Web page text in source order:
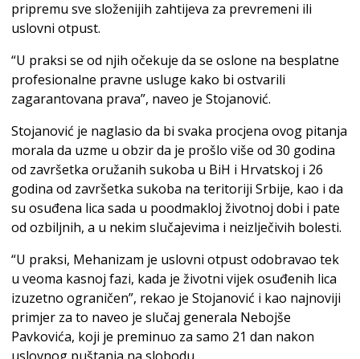
pripremu sve složenijih zahtijeva za prevremeni ili
uslovni otpust.
“U praksi se od njih očekuje da se oslone na besplatne
profesionalne pravne usluge kako bi ostvarili
zagarantovana prava”, naveo je Stojanović.
Stojanović je naglasio da bi svaka procjena ovog pitanja
morala da uzme u obzir da je prošlo više od 30 godina
od završetka oružanih sukoba u BiH i Hrvatskoj i 26
godina od završetka sukoba na teritoriji Srbije, kao i da
su osuđena lica sada u poodmakloj životnoj dobi i pate
od ozbiljnih, a u nekim slučajevima i neizlječivih bolesti.
“U praksi, Mehanizam je uslovni otpust odobravao tek
u veoma kasnoj fazi, kada je životni vijek osuđenih lica
izuzetno ograničen”, rekao je Stojanović i kao najnoviji
primjer za to naveo je slučaj generala Nebojše
Pavkovića, koji je preminuo za samo 21 dan nakon
uslovnog puštanja na slobodu.